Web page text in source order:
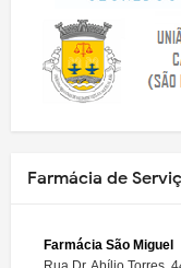
Farmácia de